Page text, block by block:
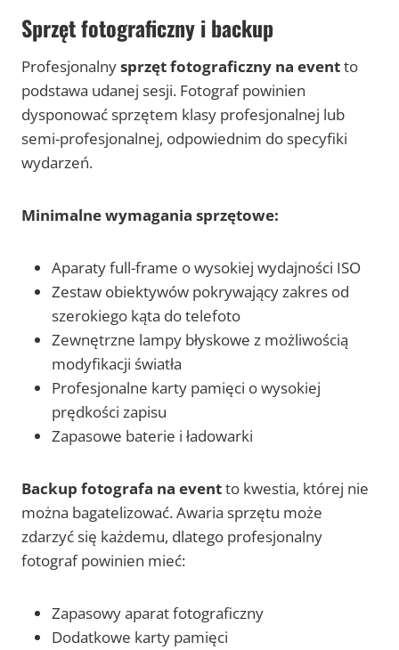
Sprzęt fotograficzny i backup
Profesjonalnysprzęt fotograficzny na eventto
podstawa udanej sesji. Fotograf powinien
dysponować sprzętem klasy profesjonalnej lub
semi-profesjonalnej, odpowiednim do specyfiki
wydarzeń.
Minimalne wymagania sprzętowe:
Aparaty full-frame o wysokiej wydajności ISO
Zestaw obiektywów pokrywający zakres od
szerokiego kąta do telefoto
Zewnętrzne lampy błyskowe z możliwością
modyfikacji światła
Profesjonalne karty pamięci o wysokiej
prędkości zapisu
Zapasowe baterie i ładowarki
Backup fotografa na eventto kwestia, której nie
można bagatelizować. Awaria sprzętu może
zdarzyć się każdemu, dlatego profesjonalny
fotograf powinien mieć:
Zapasowy aparat fotograficzny
Dodatkowe karty pamięci